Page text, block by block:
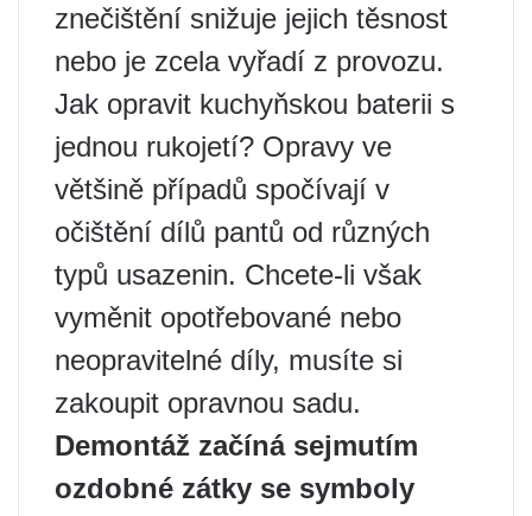
znečištění snižuje jejich těsnost
nebo je zcela vyřadí z provozu.
Jak opravit kuchyňskou baterii s
jednou rukojetí? Opravy ve
většině případů spočívají v
očištění dílů pantů od různých
typů usazenin. Chcete-li však
vyměnit opotřebované nebo
neopravitelné díly, musíte si
zakoupit opravnou sadu.
Demontáž začíná sejmutím
ozdobné zátky se symboly